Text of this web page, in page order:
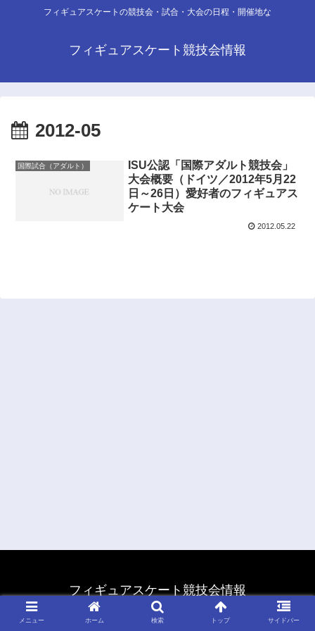
フィギュアスケートの競技会・試合・大会の日程・開催地な
フィギュアスケート競技会情報
2012-05
国際試合（アダルト）
ISU公認「国際アダルト競技会」
大会概要（ドイツ／2012年5月22
日～26日）愛好者のフィギュアス
ケート大会
2012.05.22
フィギュアスケート競技会情報
© 2011 フィギュアスケート競技会情報.
メニュー ホーム 検索 トップ サイドバー